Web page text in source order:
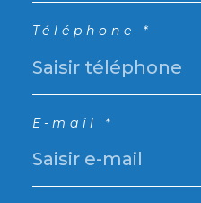
Téléphone *
E-mail *